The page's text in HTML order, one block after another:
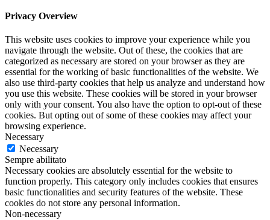
Privacy Overview
This website uses cookies to improve your experience while you
navigate through the website. Out of these, the cookies that are
categorized as necessary are stored on your browser as they are
essential for the working of basic functionalities of the website. We
also use third-party cookies that help us analyze and understand how
you use this website. These cookies will be stored in your browser
only with your consent. You also have the option to opt-out of these
cookies. But opting out of some of these cookies may affect your
browsing experience.
Necessary
Necessary
Sempre abilitato
Necessary cookies are absolutely essential for the website to
function properly. This category only includes cookies that ensures
basic functionalities and security features of the website. These
cookies do not store any personal information.
Non-necessary